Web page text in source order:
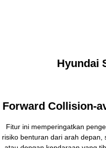
Hyundai
Forward Collision-
Fitur ini memperingatkan
risiko benturan dari arah depan,